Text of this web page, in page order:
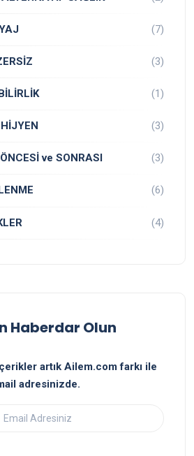
(7)
(3)
(1)
(3)
ve SONRASI (3)
(6)
(4)
Haberdar Olun
artık Ailem.com farkı ile
adresinizde.